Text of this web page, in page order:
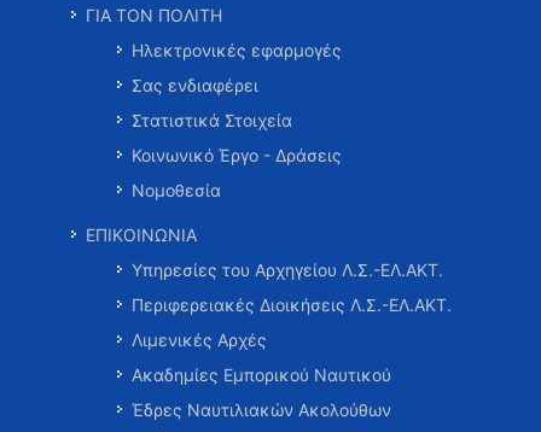
ΓΙΑ ΤΟΝ ΠΟΛΙΤΗ
Ηλεκτρονικές εφαρμογές
Σας ενδιαφέρει
Στατιστικά Στοιχεία
Κοινωνικό Έργο - Δράσεις
Νομοθεσία
ΕΠΙΚΟΙΝΩΝΙΑ
Υπηρεσίες του Αρχηγείου Λ.Σ.-ΕΛ.ΑΚΤ.
Περιφερειακές Διοικήσεις Λ.Σ.-ΕΛ.ΑΚΤ.
Λιμενικές Αρχές
Ακαδημίες Εμπορικού Ναυτικού
Έδρες Ναυτιλιακών Ακολούθων